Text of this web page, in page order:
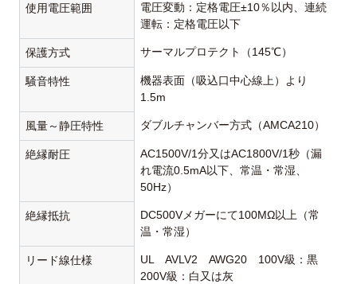
使用電圧範囲
電圧変動：定格電圧±10％以内、連続
運転：定格電圧以下
保護方式 サーマルプロテクト（145℃）
騒音特性
機器表面（吸込口中心線上）より
1.5m
風量～静圧特性 ダブルチャンバー方式（AMCA210）
絶縁耐圧
AC1500V/1分又はAC1800V/1秒（漏
れ電流0.5mA以下、常温・常湿、
50Hz）
絶縁抵抗
DC500Vメガーにて100MΩ以上（常
温・常湿）
リード線仕様
UL AVLV2 AWG20 100V級：黒
200V級：白又は灰